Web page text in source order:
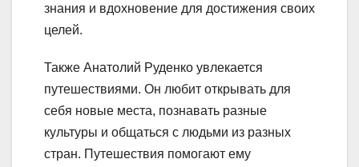
знания и вдохновение для достижения своих
целей.
Также Анатолий Руденко увлекается
путешествиями. Он любит открывать для
себя новые места, познавать разные
культуры и общаться с людьми из разных
стран. Путешествия помогают ему